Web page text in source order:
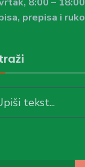
prepisa i